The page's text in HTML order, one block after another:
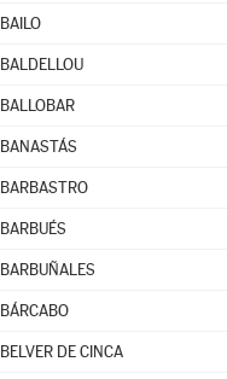
BAILO
BALDELLOU
BALLOBAR
BANASTÁS
BARBASTRO
BARBUÉS
BARBUÑALES
BÁRCABO
BELVER DE CINCA